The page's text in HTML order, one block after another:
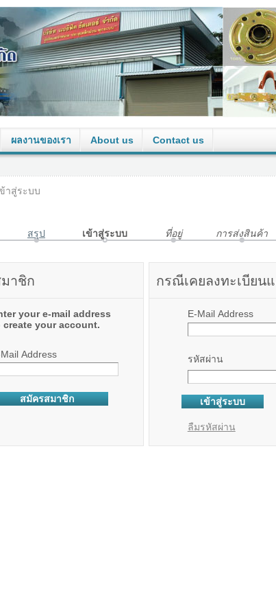
ผลงานของเรา About us Contact us
าสู่ระบบ
สรุป เข้าสู่ระบบ ที่อยู่ การส่งสินค้า
าชิก
your e-mail address
create your account.
Address
กรณีเคยลงทะเบียน
E-Mail Address
รหัสผ่าน
ลืมรหัสผ่าน